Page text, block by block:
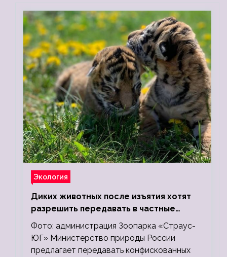
Экология
Диких животных после изъятия хотят
разрешить передавать в частные
зоопарки
Фото: администрация Зоопарка «Страус-
ЮГ» Министерство природы России
предлагает передавать конфискованных